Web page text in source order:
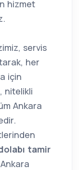
hizmet
servis
her
için
nitelikli
Ankara
tamir